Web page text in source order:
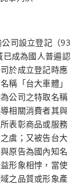
司設立登記（93
成為國人普遍認
於成立登記時應
稱「台大車體」
公司之特取名稱
相關消費者其與
表彰商品或服務
虞；又被告台大
原告為國內知名
形象相悖，當使
之品質或形象產